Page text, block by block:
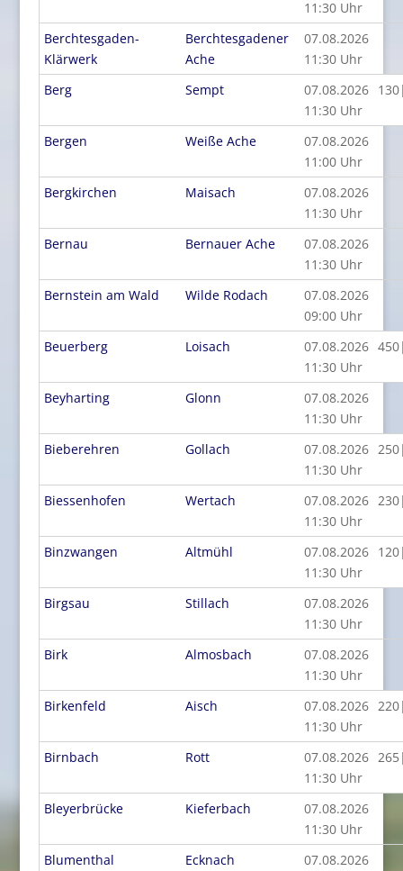
11:30 Uhr
Berchtesgaden-
Klärwerk
Berchtesgadener
Ache
07.08.2026
11:30 Uhr
Berg
Sempt
07.08.2026
11:30 Uhr
Bergen Weiße Ache
07.08.2026
11:00 Uhr
Bergkirchen
Maisach
07.08.2026
11:30 Uhr
Bernau
Bernauer Ache
07.08.2026
11:30 Uhr
Bernstein am Wald
Wilde Rodach
07.08.2026
09:00 Uhr
Beuerberg
Loisach
07.08.2026
11:30 Uhr
Beyharting Glonn
07.08.2026
11:30 Uhr
Bieberehren
Gollach
07.08.2026
11:30 Uhr
Biessenhofen Wertach
07.08.2026
11:30 Uhr
Binzwangen Altmühl
07.08.2026
11:30 Uhr
Birgsau Stillach
07.08.2026
11:30 Uhr
Birk
Almosbach
07.08.2026
11:30 Uhr
Birkenfeld
Aisch
07.08.2026
11:30 Uhr
Birnbach Rott
07.08.2026
11:30 Uhr
Bleyerbrücke Kieferbach
07.08.2026
11:30 Uhr
Blumenthal
Ecknach
07.08.2026